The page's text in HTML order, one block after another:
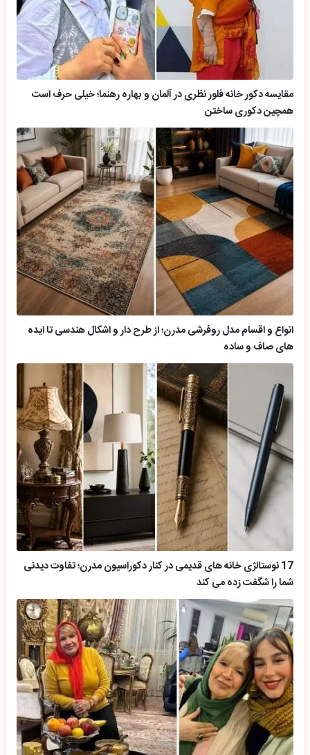
مقایسه دکور خانه فلور نظری در آلمان و بهاره رهنما؛ خیلی حرف است
همچین دکوری ساختن
انواع و اقسام مدل روفرشی مدرن؛ از طرح دار و اشکال هندسی تا ایده
های صاف و ساده
17 نوستالژی خانه های قدیمی در کنار دکوراسیون مدرن؛ تفاوت دیدنی
شما را شگفت زده می کند